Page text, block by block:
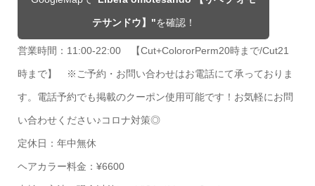
テサンドウ】"を確認！
営業時間：11:00-22:00 【Cut+ColororPerm20時まで/Cut21
時まで】 ※ご予約・お問い合わせはお電話にて承っておりま
す。電話予約でも掲載のクーポン使用可能です！お気軽にお問
い合わせください♪コロナ対策◎
定休日：年中無休
ヘアカラー料金：¥6600